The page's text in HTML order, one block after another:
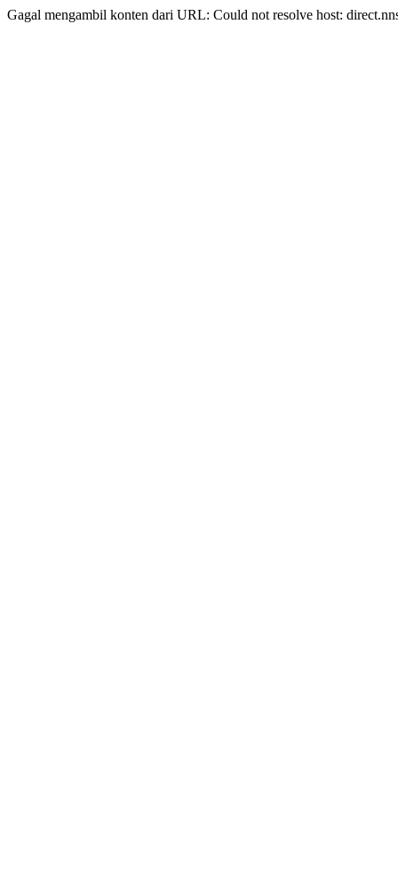
Gagal mengambil konten dari URL: Could not resolve host: